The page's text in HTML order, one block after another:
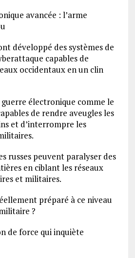
avancée : l’arme
développé des systèmes de
capables de
occidentaux en un clin
guerre électronique comme le
de rendre aveugles les
et d’interrompre les
russes peuvent paralyser des
en ciblant les réseaux
et militaires.
préparé à ce niveau
?
de force qui inquiète